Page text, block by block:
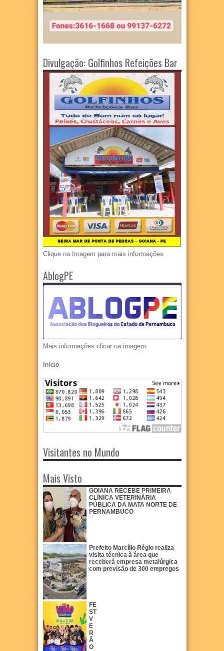
Divulgação: Golfinhos Refeições Bar
Clique na Imagem para mais informações
AblogPE
Mais informações clicar na imagem.
Início
Visitantes no Mundo
Mais Visto
GOIANA RECEBE PRIMEIRA
CLÍNICA VETERINÁRIA
PÚBLICA DA MATA NORTE DE
PERNAMBUCO
Prefeito Marcílio Régio realiza
visita técnica à área que
receberá empresa metalúrgica
com previsão de 300 empregos
FE
ST
V
E
R
Ã
O